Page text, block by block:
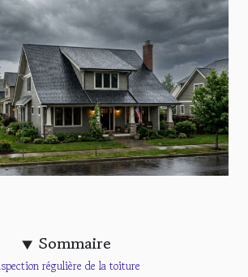
Sommaire
régulière de la toiture